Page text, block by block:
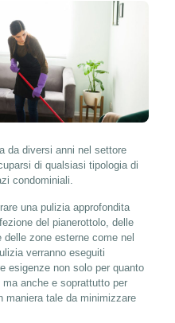
da diversi anni nel settore
di qualsiasi tipologia di
condominiali.
una pulizia approfondita
del pianerottolo, delle
zone esterne come nel
verranno eseguiti
esigenze non solo per quanto
anche e soprattutto per
maniera tale da minimizzare